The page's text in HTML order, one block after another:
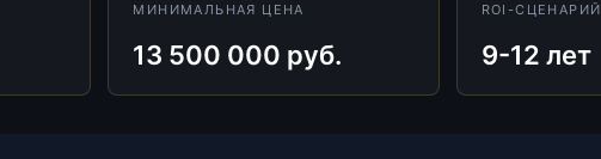
МИНИМАЛЬНАЯ ЦЕНА
13 500 000 руб.
ROI-СЦЕНАРИЙ
9-12 лет